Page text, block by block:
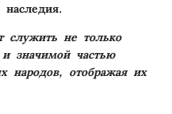
наследия.
служить не только
значимой частью
народов, отображая их